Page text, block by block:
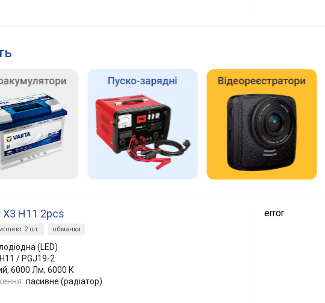
X3 H11 2pcs
2 шт. обманка
(LED)
H11 / PGJ19-2
6000 Лм, 6000 К
пасивне (радіатор)
error